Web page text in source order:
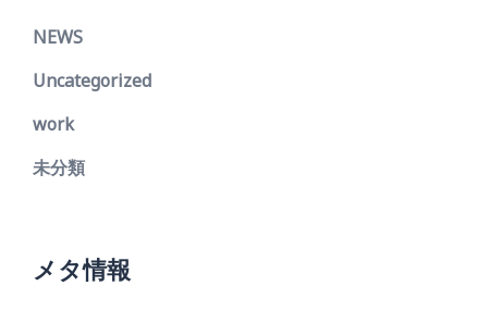
NEWS
Uncategorized
work
未分類
メタ情報